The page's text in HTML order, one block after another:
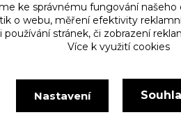
ke správnému fungování našeho
o webu, měření efektivity
stránek, či zobrazení
Více k využití cookies
Nastavení